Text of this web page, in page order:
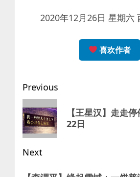
2020年12月26日 星期六
喜欢作者
Post
navigation
Previous
Previous
post:
【王星汉】走走
22日
Next